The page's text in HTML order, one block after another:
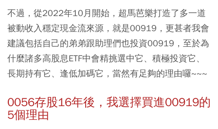
不過， 從2022年10月開始，超馬芭樂打造了多一道
被動收入穩定現金流來源，就是00919，更甚者我會
建議包括自己的弟弟跟助理們也投資00919 ，至於為
什麼諸多高股息ETF中會精挑選中它、積極投資它、
長期持有它、逢低加碼它，當然有足夠的理由囉~~~
0056存股16年後，我選擇買進00919的
5個理由